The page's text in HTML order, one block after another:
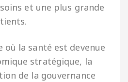
et une plus grande
où la santé est devenue
stratégique, la
de la gouvernance